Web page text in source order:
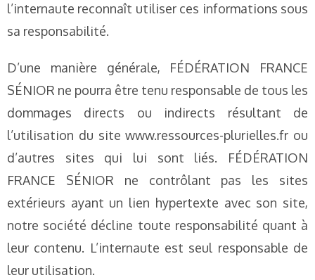
l’internaute reconnaît utiliser ces informations sous
sa responsabilité.
D’une manière générale, FÉDÉRATION FRANCE
SÉNIOR ne pourra être tenu responsable de tous les
dommages directs ou indirects résultant de
l’utilisation du site www.ressources-plurielles.fr ou
d’autres sites qui lui sont liés. FÉDÉRATION
FRANCE SÉNIOR ne contrôlant pas les sites
extérieurs ayant un lien hypertexte avec son site,
notre société décline toute responsabilité quant à
leur contenu. L’internaute est seul responsable de
leur utilisation.